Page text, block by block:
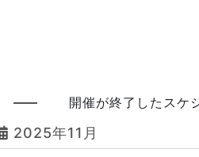
開催が終了したスケ
2025年11月